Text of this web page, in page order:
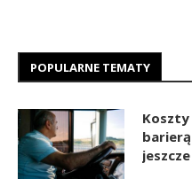
POPULARNE TEMATY
Koszty